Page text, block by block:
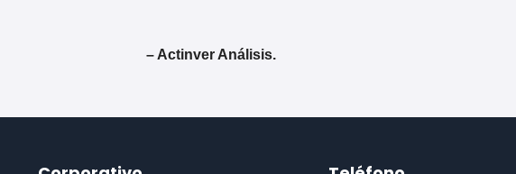
– Actinver Análisis.